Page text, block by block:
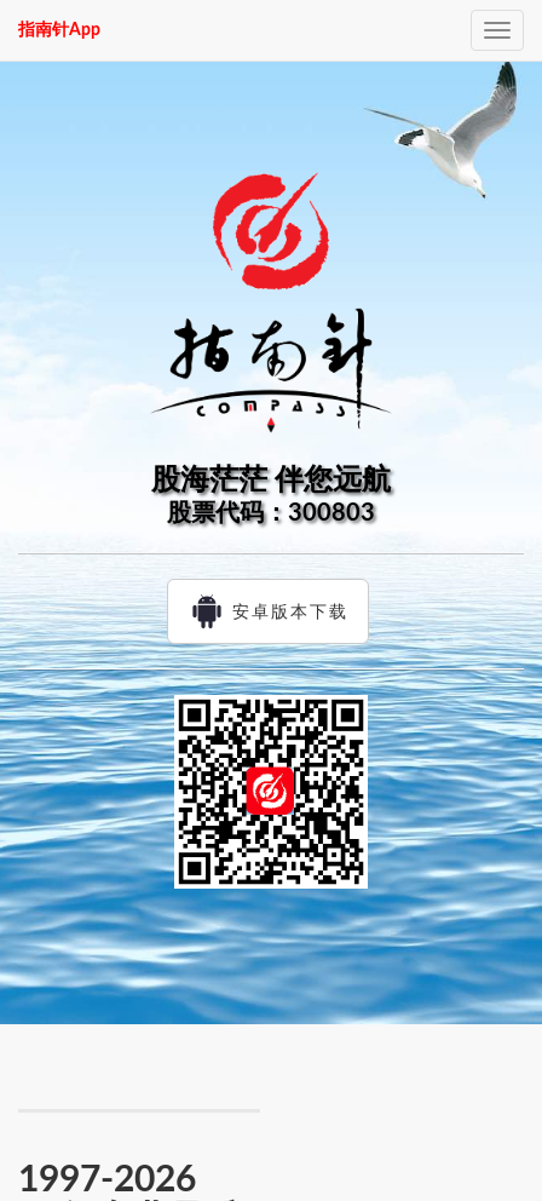
Toggle
指南针App
股海茫茫 伴您远航
股票代码：300803
安卓版本下载
1997-2026